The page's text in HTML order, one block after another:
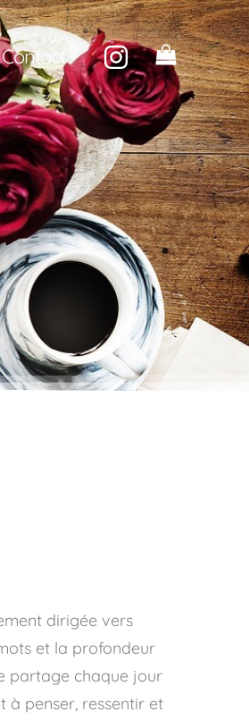
Contact
dirigée vers
et la profondeur
partage chaque jour
à penser, ressentir et